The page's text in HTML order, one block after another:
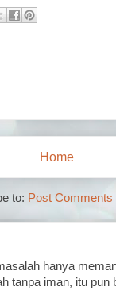
Home
to: Post Comments
hanya
tanpa iman, itu